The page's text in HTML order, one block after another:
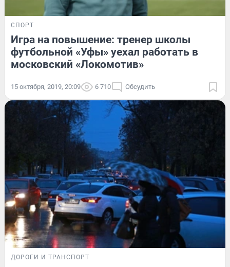
СПОРТ
Игра на повышение: тренер школы
футбольной «Уфы» уехал работать в
московский «Локомотив»
15 октября, 2019, 20:09 6 710 Обсудить
ДОРОГИ И ТРАНСПОРТ